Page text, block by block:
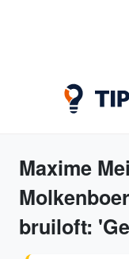
Maxime
bruiloft: